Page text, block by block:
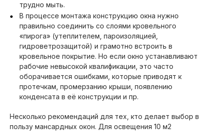
трудно мыть.
В процессе монтажа конструкцию окна нужно
правильно соединить со слоями кровельного
«пирога» (утеплителем, пароизоляцией,
гидроветрозащитой) и грамотно встроить в
кровельное покрытие. Но если окно устанавливают
рабочие невысокой квалификации, это часто
оборачивается ошибками, которые приводят к
протечкам, промерзанию крыши, появлению
конденсата в её конструкции и пр.
Несколько рекомендаций для тех, кто делает выбор в
пользу мансардных окон. Для освещения 10 м2